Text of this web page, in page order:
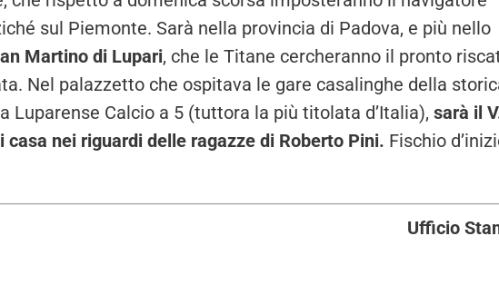
sul Piemonte. Sarà nella provincia di Padova, e più nello
Martino di Lupari, che le Titane cercheranno il pronto
Nel palazzetto che ospitava le gare casalinghe della
Luparense Calcio a 5 (tuttora la più titolata d’Italia), sarà il
casa nei riguardi delle ragazze di Roberto Pini. Fischio
Ufficio